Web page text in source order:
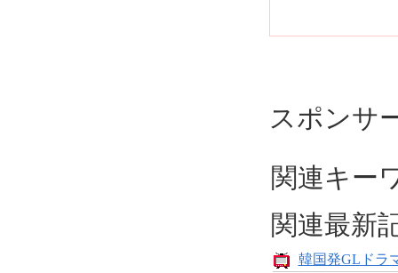
スポンサ
関連キー
関連最新
韓国発GLドラ